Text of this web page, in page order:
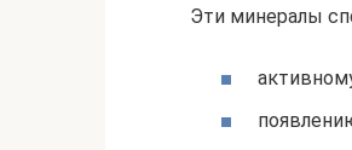
Эти минералы